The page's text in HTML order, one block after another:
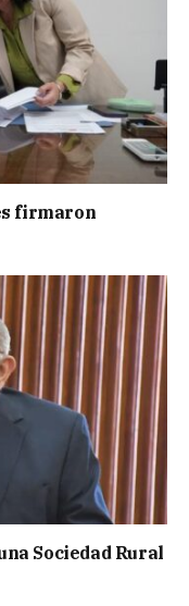
firmaron
Sociedad Rural